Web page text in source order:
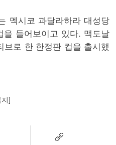
멕시코 과달라하라 대성당
들어보이고 있다. 맥도날
로 한 한정판 컵을 출시했
]